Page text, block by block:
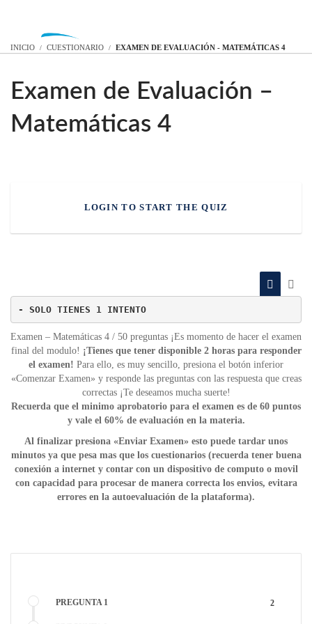
INICIO CUESTIONARIO EXAMEN DE EVALUACIÓN - MATEMÁTICAS 4
Examen de Evaluación –
Matemáticas 4
LOGIN TO START THE QUIZ
- SOLO TIENES 1 INTENTO
Examen – Matemáticas 4 / 50 preguntas ¡Es momento de hacer el examen
final del modulo! ¡Tienes que tener disponible 2 horas para responder
el examen! Para ello, es muy sencillo, presiona el botón inferior
«Comenzar Examen» y responde las preguntas con las respuesta que creas
correctas ¡Te deseamos mucha suerte!
Recuerda que el minimo aprobatorio para el examen es de 60 puntos
y vale el 60% de evaluación en la materia.
Al finalizar presiona «Enviar Examen» esto puede tardar unos
minutos ya que pesa mas que los cuestionarios (recuerda tener buena
conexión a internet y contar con un dispositivo de computo o movil
con capacidad para procesar de manera correcta los envios, evitara
errores en la autoevaluación de la plataforma).
PREGUNTA 1 2